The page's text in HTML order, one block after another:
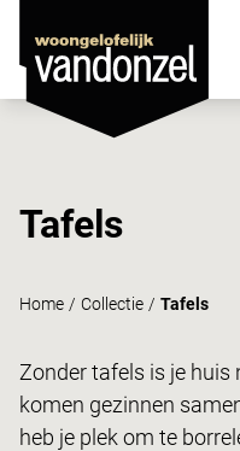
Tafels
Home / Collectie / Tafels
Zonder tafels is je huis
komen gezinnen
heb je plek om te